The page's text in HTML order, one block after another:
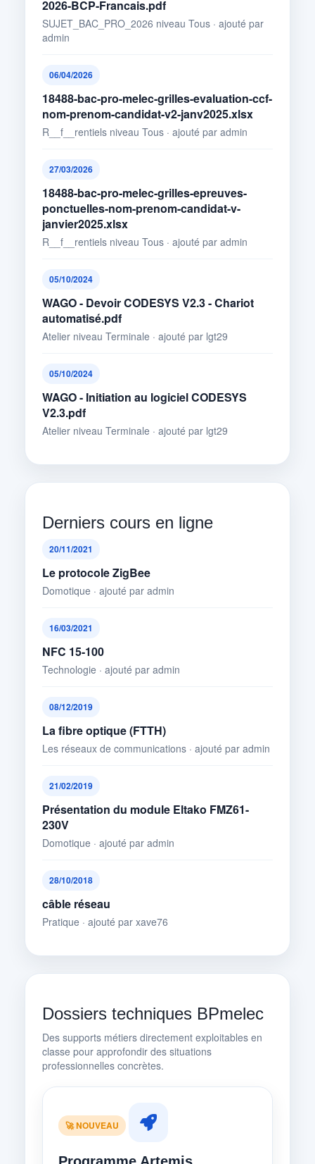
2026-BCP-Francais.pdf
SUJET_BAC_PRO_2026 niveau Tous · ajouté par
admin
06/04/2026
18488-bac-pro-melec-grilles-evaluation-ccf-
nom-prenom-candidat-v2-janv2025.xlsx
R__f__rentiels niveau Tous · ajouté par admin
27/03/2026
18488-bac-pro-melec-grilles-epreuves-
ponctuelles-nom-prenom-candidat-v-
janvier2025.xlsx
R__f__rentiels niveau Tous · ajouté par admin
05/10/2024
WAGO - Devoir CODESYS V2.3 - Chariot
automatisé.pdf
Atelier niveau Terminale · ajouté par lgt29
05/10/2024
WAGO - Initiation au logiciel CODESYS
V2.3.pdf
Atelier niveau Terminale · ajouté par lgt29
Derniers cours en ligne
20/11/2021
Le protocole ZigBee
Domotique · ajouté par admin
16/03/2021
NFC 15-100
Technologie · ajouté par admin
08/12/2019
La fibre optique (FTTH)
Les réseaux de communications · ajouté par admin
21/02/2019
Présentation du module Eltako FMZ61-
230V
Domotique · ajouté par admin
28/10/2018
câble réseau
Pratique · ajouté par xave76
Dossiers techniques BPmelec
Des supports métiers directement exploitables en
classe pour approfondir des situations
professionnelles concrètes.
🚀 NOUVEAU